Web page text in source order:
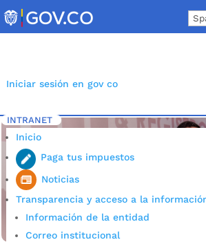
to
content
Iniciar sesión en gov co
INTRANET
Inicio
Paga tus impuestos
Noticias
Transparencia y acceso a la
Información de la entidad
Correo institucional
Inicio 5 Etiqueta: Títulos